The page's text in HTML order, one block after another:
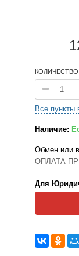
КОЛИЧЕСТВО
Все пункты
Наличие:
Обмен или
ОПЛАТА
Для